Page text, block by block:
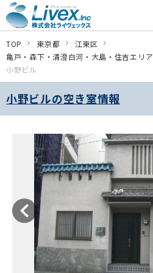
TOP 東京都
江東区
亀戸・森下・清澄白河・大島・住吉エリア
小野ビル
小野ビルの空き室情報